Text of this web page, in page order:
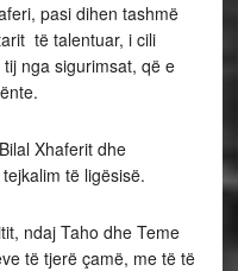
pasi dihen tashmë
të talentuar, i cili
nga sigurimsat, që e
Xhaferit dhe
të ligësisë.
ndaj Taho dhe Teme
të tjerë çamë, me të të